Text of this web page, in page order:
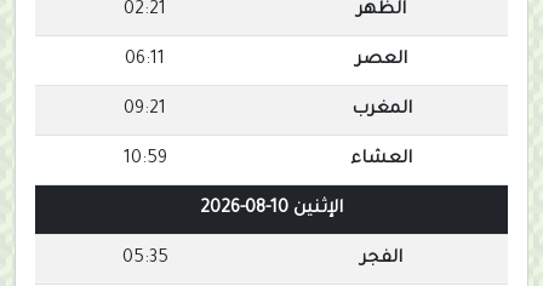
الظهر 02:21
العصر 06:11
المغرب 09:21
العشاء 10:59
الإثنين 10-08-2026
الفجر 05:35